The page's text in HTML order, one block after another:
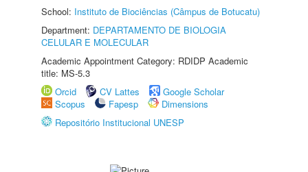
School: Instituto de Biociências (Câmpus de Botucatu)
Department: DEPARTAMENTO DE BIOLOGIA
CELULAR E MOLECULAR
Academic Appointment Category: RDIDP Academic
title: MS-5.3
Orcid
CV Lattes
Google Scholar
Scopus
Fapesp
Dimensions
Repositório Institucional UNESP